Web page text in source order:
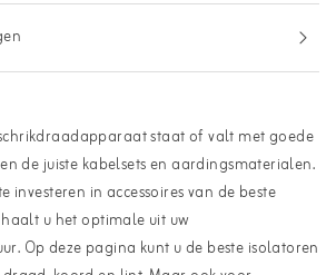
staat of valt met goede
de juiste kabelsets en aardingsmaterialen.
investeren in accessoires van de beste
u het optimale uit uw
Op deze pagina kunt u de beste isolatoren